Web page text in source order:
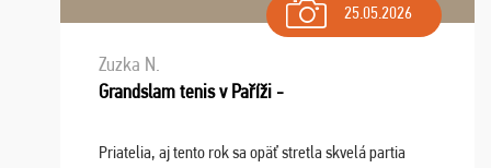
25.05.2026
Zuzka N.
Grandslam tenis v Paříži -
Priatelia, aj tento rok sa opäť stretla skvelá partia